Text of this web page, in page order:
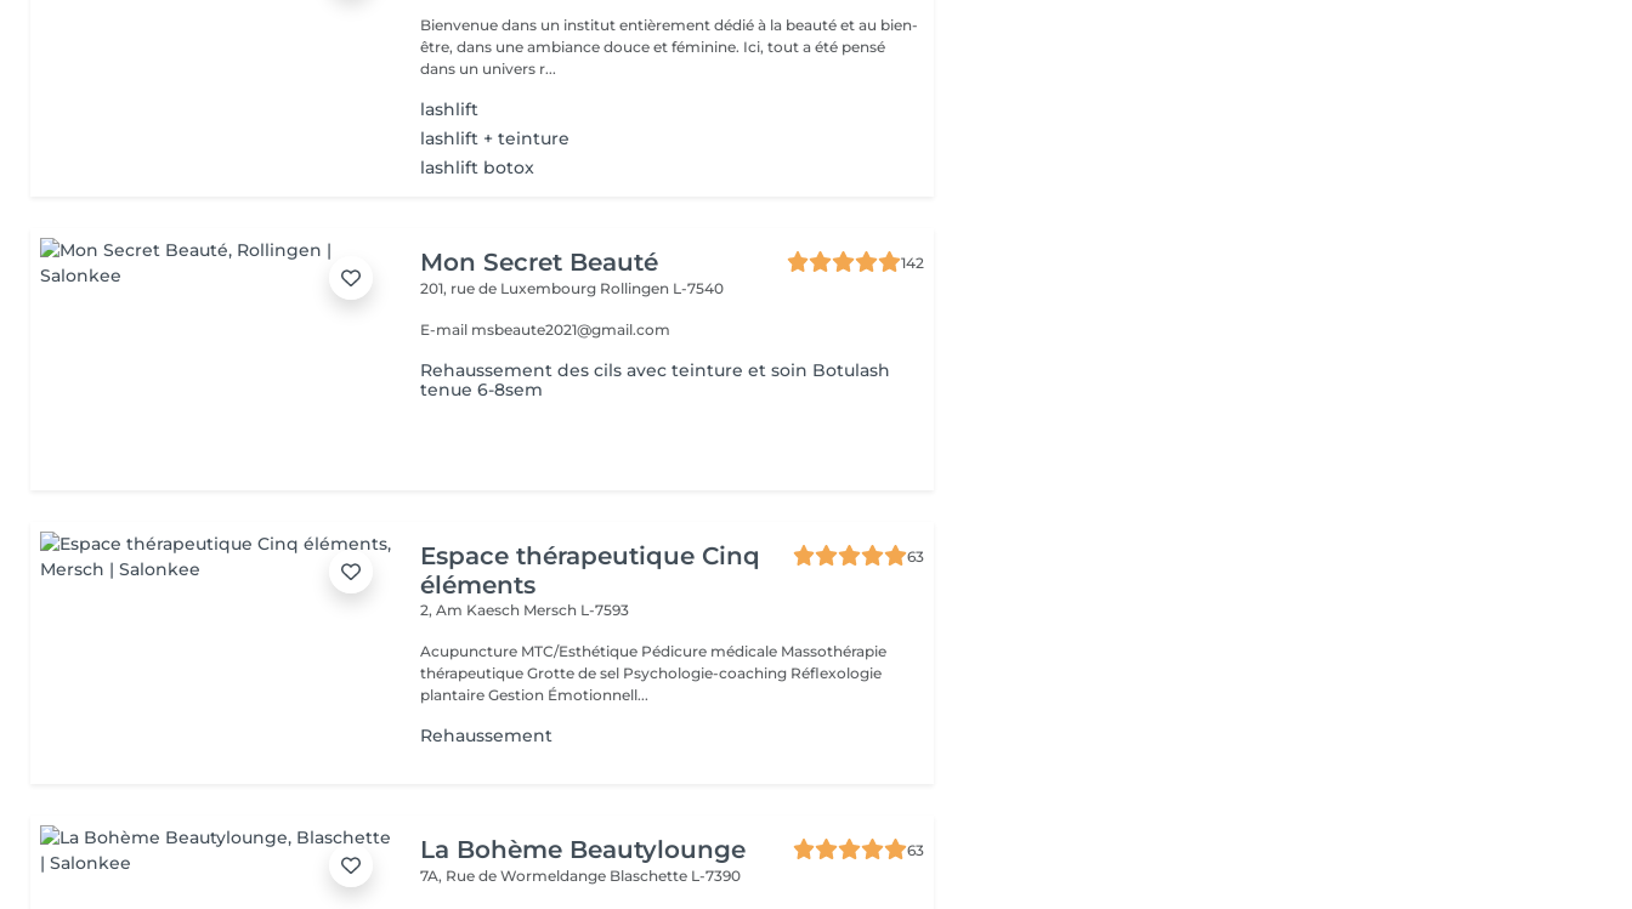
Bienvenue dans un institut entièrement dédié à la beauté et au bien-
être, dans une ambiance douce et féminine. Ici, tout a été pensé
dans un univers r...
lashlift
lashlift + teinture
lashlift botox
Mon Secret Beauté
142
201, rue de Luxembourg Rollingen L-7540
E-mail msbeaute2021@gmail.com
Rehaussement des cils avec teinture et soin Botulash
tenue 6-8sem
Espace thérapeutique Cinq
éléments
63
2, Am Kaesch Mersch L-7593
Acupuncture MTC/Esthétique Pédicure médicale Massothérapie
thérapeutique Grotte de sel Psychologie-coaching Réflexologie
plantaire Gestion Émotionnell...
Rehaussement
La Bohème Beautylounge
63
7A, Rue de Wormeldange Blaschette L-7390